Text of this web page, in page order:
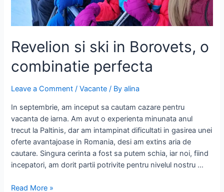
Revelion si ski in Borovets, o
combinatie perfecta
Leave a Comment /Vacante / Byalina
In septembrie, am inceput sa cautam cazare pentru
vacanta de iarna. Am avut o experienta minunata anul
trecut la Paltinis, dar am intampinat dificultati in gasirea unei
oferte avantajoase in Romania, desi am extins aria de
cautare. Singura cerinta a fost sa putem schia, iar noi, fiind
incepatori, am dorit partii potrivite pentru nivelul nostru …
Revelion
Read More »